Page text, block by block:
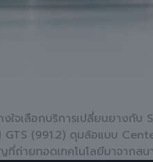
ใจเลือกบริการเปลี่ยนยางกับ
GTS (991.2) ดุมล้อแบบ
ถ่ายทอดเทคโนโลยีมาจากส